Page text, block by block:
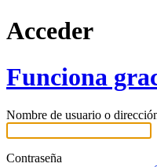
Acceder
Funciona
Nombre de usuario o
Contraseña